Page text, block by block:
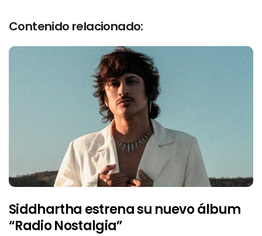
Contenido relacionado:
Siddhartha estrena su nuevo álbum
“Radio Nostalgia”